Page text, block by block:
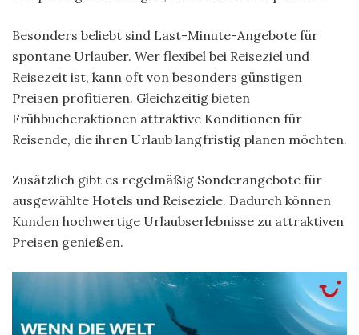
Besonders beliebt sind Last-Minute-Angebote für
spontane Urlauber. Wer flexibel bei Reiseziel und
Reisezeit ist, kann oft von besonders günstigen
Preisen profitieren. Gleichzeitig bieten
Frühbucheraktionen attraktive Konditionen für
Reisende, die ihren Urlaub langfristig planen möchten.
Zusätzlich gibt es regelmäßig Sonderangebote für
ausgewählte Hotels und Reiseziele. Dadurch können
Kunden hochwertige Urlaubserlebnisse zu attraktiven
Preisen genießen.